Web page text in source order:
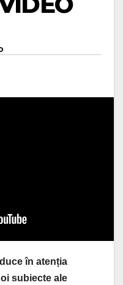
în atenția
subiecte ale